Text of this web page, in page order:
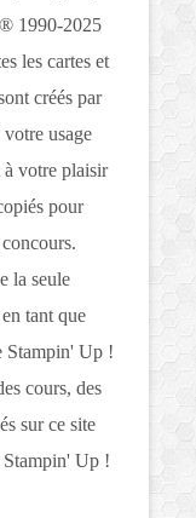
1990-2025
les cartes et
créés par
usage
à votre plaisir
pour
la seule
tant que
Stampin' Up !
cours, des
sur ce site
Stampin' Up !